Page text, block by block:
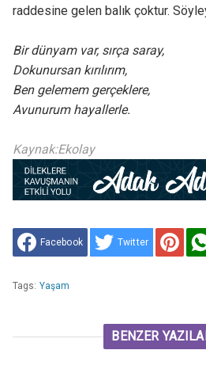
raddesine gelen balık çoktur.
Bir dünyam var, sırça saray,
Dokunursan kırılırım,
Ben gelemem gerçeklere,
Avunurum hayallerle.
Kaynak:Ekolay
Facebook Twitter
Tags: Yaşam
BENZER